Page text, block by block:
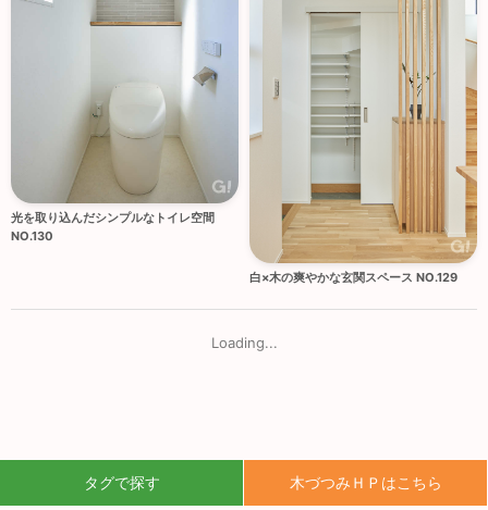
光を取り込んだシンプルなトイレ空間
NO.130
白×木の爽やかな玄関スペース NO.129
Loading...
タグで探す 木づつみＨＰはこちら